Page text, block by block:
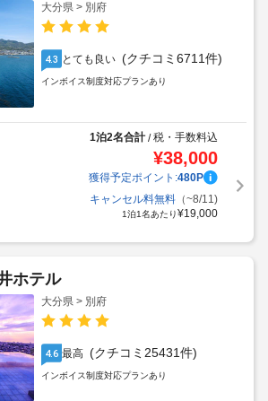
大分県 > 別府
4.3 とても良い (クチコミ6711件)
インボイス制度対応プランあり
1泊2名合計/税・手数料込
¥38,000
獲得予定ポイント:480P
キャンセル料無料（~8/11)
1泊1名あたり¥19,000
ホテル
大分県 > 別府
4.6 最高 (クチコミ25431件)
インボイス制度対応プランあり